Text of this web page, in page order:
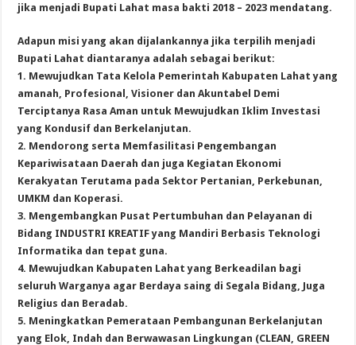
jika menjadi Bupati Lahat masa bakti 2018 – 2023 mendatang.
Adapun misi yang akan dijalankannya jika terpilih menjadi
Bupati Lahat diantaranya adalah sebagai berikut:
1. Mewujudkan Tata Kelola Pemerintah Kabupaten Lahat yang
amanah, Profesional, Visioner dan Akuntabel Demi
Terciptanya Rasa Aman untuk Mewujudkan Iklim Investasi
yang Kondusif dan Berkelanjutan.
2. Mendorong serta Memfasilitasi Pengembangan
Kepariwisataan Daerah dan juga Kegiatan Ekonomi
Kerakyatan Terutama pada Sektor Pertanian, Perkebunan,
UMKM dan Koperasi.
3. Mengembangkan Pusat Pertumbuhan dan Pelayanan di
Bidang INDUSTRI KREATIF yang Mandiri Berbasis Teknologi
Informatika dan tepat guna.
4. Mewujudkan Kabupaten Lahat yang Berkeadilan bagi
seluruh Warganya agar Berdaya saing di Segala Bidang, Juga
Religius dan Beradab.
5. Meningkatkan Pemerataan Pembangunan Berkelanjutan
yang Elok, Indah dan Berwawasan Lingkungan (CLEAN, GREEN